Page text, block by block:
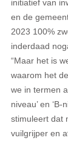
initiatief van
en de
2023 100%
inderdaad
“Maar het is
waarom het
we in termen
niveau’ en ‘B-
stimuleert dat
vuilgrijper en